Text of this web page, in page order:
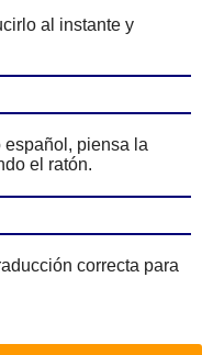
al instante y
español, piensa la
el ratón.
correcta para